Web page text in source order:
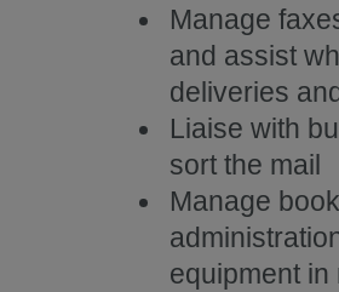
Manage
and assist
deliveries
Liaise with
sort the mail
Manage
equipment in